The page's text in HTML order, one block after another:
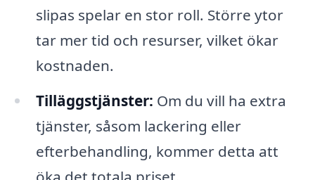
slipas spelar en stor roll. Större ytor
tar mer tid och resurser, vilket ökar
kostnaden.
Tilläggstjänster: Om du vill ha extra
tjänster, såsom lackering eller
efterbehandling, kommer detta att